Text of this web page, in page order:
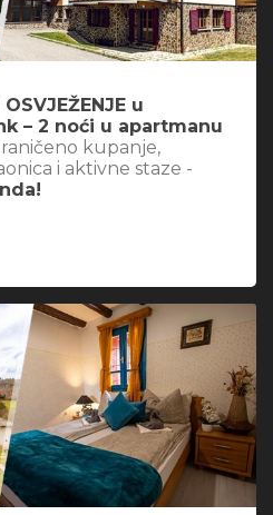
OSVJEŽENJE u
– 2 noći u apartmanu
kupanje,
i aktivne staze -